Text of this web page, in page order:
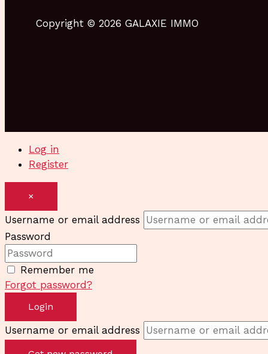
Copyright © 2026 GALAXIE IMMO
Log in
Register
×
Username or email address
Password
Remember me
Forgot password?
Login
Username or email address